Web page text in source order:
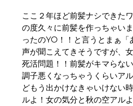
ここ２年ほど前髪ナシできた
の度久々に前髪を作っちゃい
ったのYO！！と言うとまぁ「
声が聞こえてきそうですが、
死活問題！！前髪がキマらな
調子悪くなっちゃうくらいア
どもう出かけなきゃいけない
ルよ！女の気分と秋の空アル